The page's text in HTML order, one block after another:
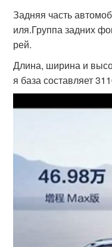
Задняя часть
иля.Группа задних
рей.
Длина, ширина и
я база составляет